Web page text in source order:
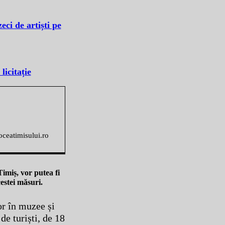
de artiști pe
licitație
vor putea fi
măsuri.
în muzee și
turiști, de 18